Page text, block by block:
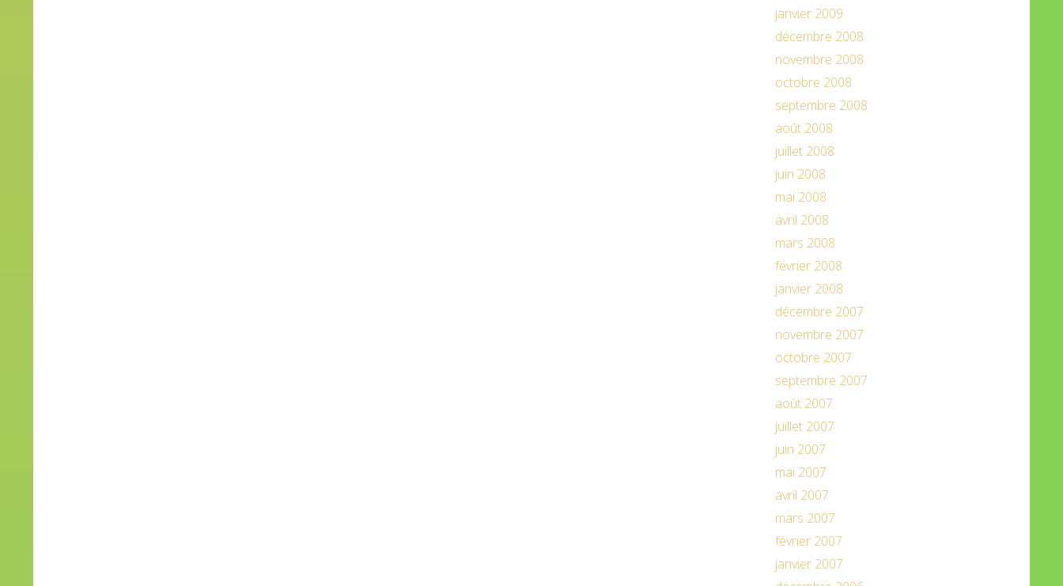
janvier 2009
décembre 2008
novembre 2008
octobre 2008
septembre 2008
août 2008
juillet 2008
juin 2008
mai 2008
avril 2008
mars 2008
février 2008
janvier 2008
décembre 2007
novembre 2007
octobre 2007
septembre 2007
août 2007
juillet 2007
juin 2007
mai 2007
avril 2007
mars 2007
février 2007
janvier 2007